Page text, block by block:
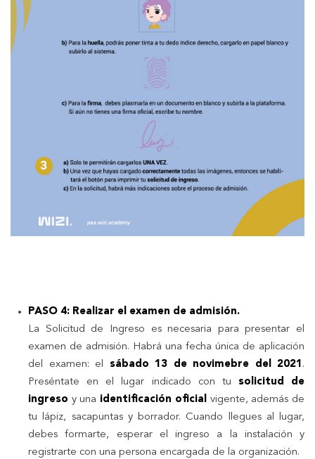
PASO 4: Realizar el examen de admisión.
La Solicitud de Ingreso es necesaria para presentar el
examen de admisión. Habrá una fecha única de aplicación
del examen: el sábado 13 de novimebre del 2021 .
Preséntate en el lugar indicado con tu solicitud de
ingreso y una identificación oficialvigente, además de
tu lápiz, sacapuntas y borrador. Cuando llegues al lugar,
debes formarte, esperar el ingreso a la instalación y
registrarte con una persona encargada de la organización.